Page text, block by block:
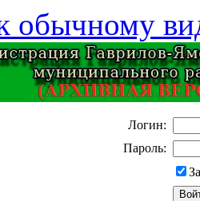
обычному
Логин:
Пароль: